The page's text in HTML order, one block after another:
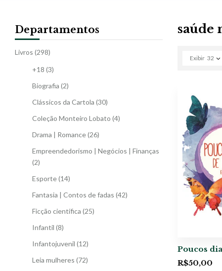
Departamentos
Livros (298)
+18 (3)
Biografia (2)
Clássicos da Cartola (30)
Coleção Monteiro Lobato (4)
Drama | Romance(26)
Empreendedorismo | Negócios | Finanças
(2)
Esporte(14)
Fantasia | Contos de fadas (42)
Ficção científica (25)
Infantil (8)
Infantojuvenil (12)
Leia mulheres (72)
saúde
Exibir 32
Poucos
R$50,00